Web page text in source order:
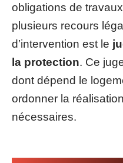
obligations de
plusieurs recours
d’intervention est le
la protection. Ce
dont dépend le
ordonner la
nécessaires.